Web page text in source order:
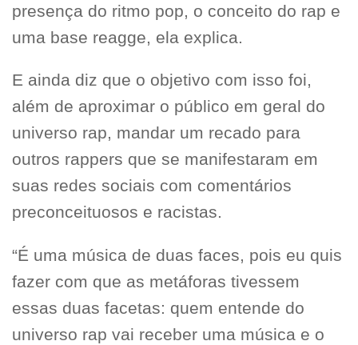
presença do ritmo pop, o conceito do rap e
uma base reagge, ela explica.
E ainda diz que o objetivo com isso foi,
além de aproximar o público em geral do
universo rap, mandar um recado para
outros rappers que se manifestaram em
suas redes sociais com comentários
preconceituosos e racistas.
“É uma música de duas faces, pois eu quis
fazer com que as metáforas tivessem
essas duas facetas: quem entende do
universo rap vai receber uma música e o